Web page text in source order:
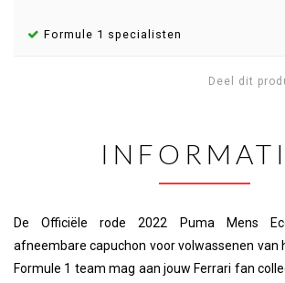
Formule 1 specialisten
Deel dit
De Officiële rode 2022 Puma Mens
afneembare capuchon voor volwassenen van
Formule 1 team mag aan jouw Ferrari fan